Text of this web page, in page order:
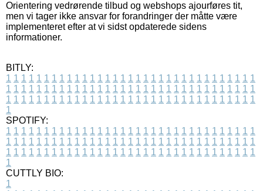
Orientering vedrørende tilbud og webshops ajourføres tit,
men vi tager ikke ansvar for forandringer der måtte være
implementeret efter at vi sidst opdaterede sidens
informationer.
BITLY:
1 1 1 1 1 1 1 1 1 1 1 1 1 1 1 1 1 1 1 1 1 1 1 1 1 1 1 1 1 1 1 1 1
1 1 1 1 1 1 1 1 1 1 1 1 1 1 1 1 1 1 1 1 1 1 1 1 1 1 1 1 1 1 1 1 1
1 1 1 1 1 1 1 1 1 1 1 1 1 1 1 1 1 1 1 1 1 1 1 1 1 1 1 1 1 1 1 1 1
1
SPOTIFY:
1 1 1 1 1 1 1 1 1 1 1 1 1 1 1 1 1 1 1 1 1 1 1 1 1 1 1 1 1 1 1 1 1
1 1 1 1 1 1 1 1 1 1 1 1 1 1 1 1 1 1 1 1 1 1 1 1 1 1 1 1 1 1 1 1 1
1 1 1 1 1 1 1 1 1 1 1 1 1 1 1 1 1 1 1 1 1 1 1 1 1 1 1 1 1 1 1 1 1
1
CUTTLY BIO:
1